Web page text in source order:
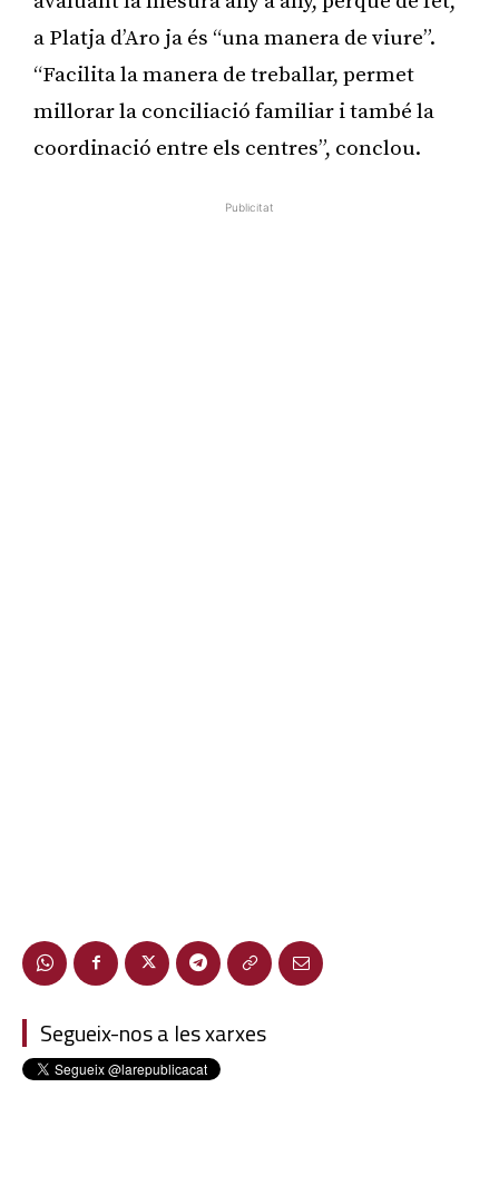
a Platja d’Aro ja és “una manera de viure”.
“Facilita la manera de treballar, permet
millorar la conciliació familiar i també la
coordinació entre els centres”, conclou.
Publicitat
Segueix-nos a les xarxes